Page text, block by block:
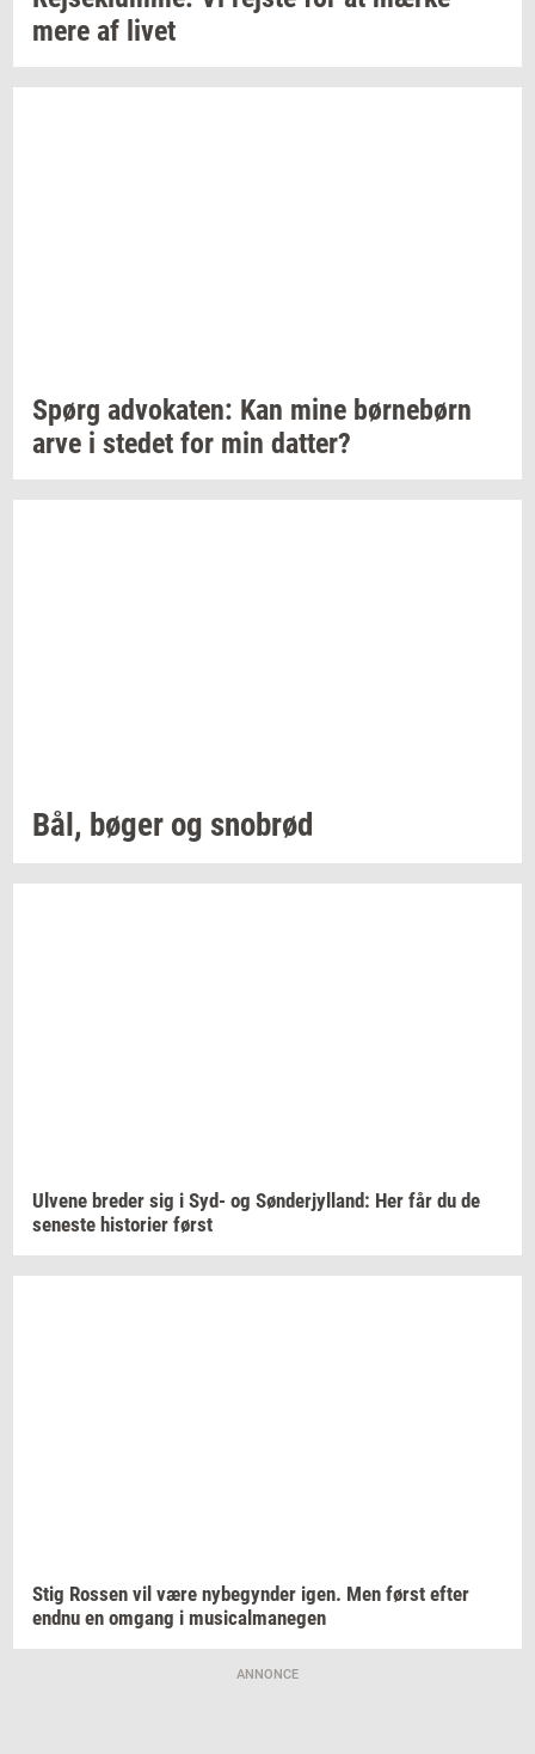
mere af livet
Spørg ad­vo­ka­ten: Kan mine bør­ne­børn
arve i ste­det for min dat­ter?
Bål, bøger og sno­brød
Ul­ve­ne bre­der sig i Syd- og Søn­derjyl­land: Her får du de
se­ne­ste hi­sto­ri­er først
Stig Ros­sen vil være ny­be­gyn­der igen. Men først efter
endnu en om­gang i mu­si­cal­ma­ne­gen
ANNONCE